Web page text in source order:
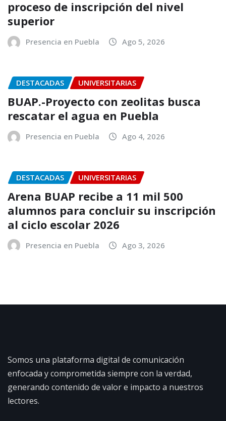
proceso de inscripción del nivel
superior
Presencia en Puebla Ago 5, 2026
DESTACADAS UNIVERSITARIAS
BUAP.-Proyecto con zeolitas busca
rescatar el agua en Puebla
Presencia en Puebla Ago 4, 2026
DESTACADAS UNIVERSITARIAS
Arena BUAP recibe a 11 mil 500
alumnos para concluir su inscripción
al ciclo escolar 2026
Presencia en Puebla Ago 3, 2026
Somos una plataforma digital de comunicación
enfocada y comprometida siempre con la verdad,
generando contenido de valor e impacto a nuestros
lectores.